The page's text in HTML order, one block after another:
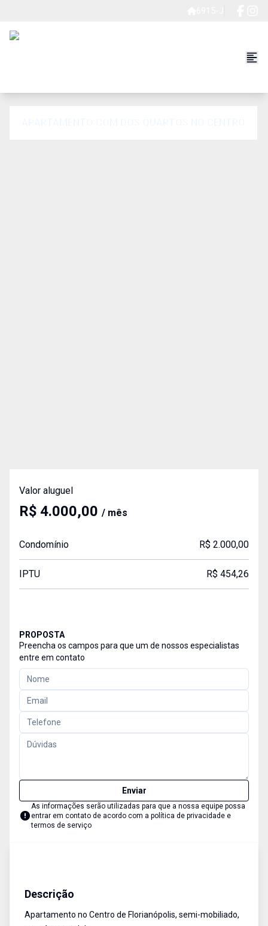
Valor aluguel
R$ 4.000,00 / mês
Condomínio R$ 2.000,00
IPTU R$ 454,26
PROPOSTA
Preencha os campos para que um de nossos especialistas
entre em contato
Enviar
As informações serão utilizadas para que a nossa equipe possa
entrar em contato de acordo com a política de privacidade e
termos de serviço
Descrição
Apartamento no Centro de Florianópolis, semi-mobiliado,